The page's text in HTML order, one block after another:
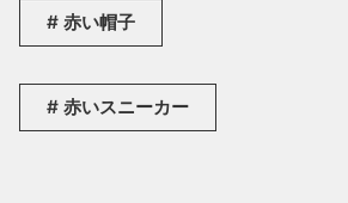
赤い帽子
赤いスニーカー